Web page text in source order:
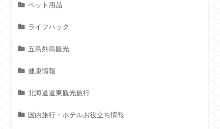
ペット用品
ライフハック
五島列島観光
健康情報
北海道道東観光旅行
国内旅行・ホテルお役立ち情報